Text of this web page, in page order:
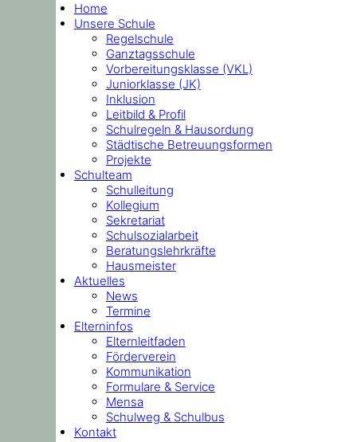
Home
Unsere Schule
Regelschule
Ganztagsschule
Vorbereitungsklasse (VKL)
Juniorklasse (JK)
Inklusion
Leitbild & Profil
Schulregeln & Hausordung
Städtische Betreuungsformen
Projekte
Schulteam
Schulleitung
Kollegium
Sekretariat
Schulsozialarbeit
Beratungslehrkräfte
Hausmeister
Aktuelles
News
Termine
Elterninfos
Elternleitfaden
Förderverein
Kommunikation
Formulare & Service
Mensa
Schulweg & Schulbus
Kontakt